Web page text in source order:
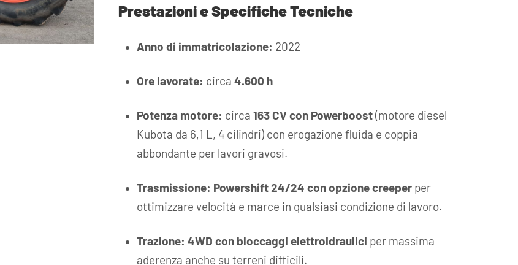
Prestazioni e Specifiche Tecniche
Anno di immatricolazione: 2022
Ore lavorate: circa 4.600 h
Potenza motore: circa 163 CV con Powerboost(motore diesel
Kubota da 6,1 L, 4 cilindri) con erogazione fluida e coppia
abbondante per lavori gravosi.
Trasmissione: Powershift 24/24 con opzione creeper per
ottimizzare velocità e marce in qualsiasi condizione di lavoro.
Trazione: 4WD con bloccaggi elettroidraulici per massima
aderenza anche su terreni difficili.